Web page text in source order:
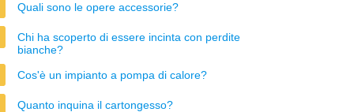
Quali sono le opere accessorie?
Chi ha scoperto di essere incinta con perdite
bianche?
Cos'è un impianto a pompa di calore?
Quanto inquina il cartongesso?